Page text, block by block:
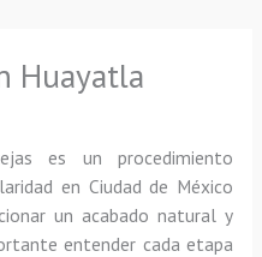
Huayatla
es un procedimiento
en Ciudad de México
un acabado natural y
entender cada etapa